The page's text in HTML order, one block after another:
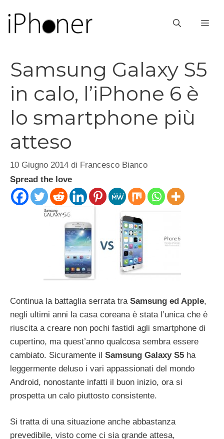
contenuto
Samsung Galaxy S5
in calo, l’iPhone 6 è
lo smartphone più
atteso
10 Giugno 2014 di Francesco Bianco
Spread the love
Continua la battaglia serrata tra Samsung ed Apple,
negli ultimi anni la casa coreana è stata l’unica che è
riuscita a creare non pochi fastidi agli smartphone di
cupertino, ma quest’anno qualcosa sembra essere
cambiato. Sicuramente il Samsung Galaxy S5 ha
leggermente deluso i vari appassionati del mondo
Android, nonostante infatti il buon inizio, ora si
prospetta un calo piuttosto consistente.
Si tratta di una situazione anche abbastanza
prevedibile, visto come ci sia grande attesa,